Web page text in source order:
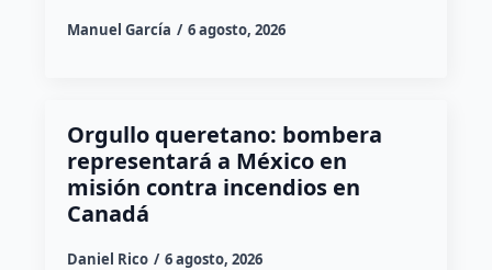
Manuel García 6 agosto, 2026
Orgullo queretano: bombera
representará a México en
misión contra incendios en
Canadá
Daniel Rico 6 agosto, 2026